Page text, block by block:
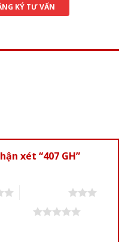
KÝ TƯ VẤN
xét “407 GH”